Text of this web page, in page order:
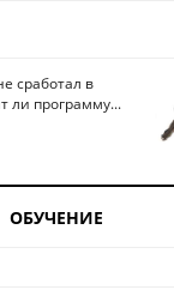
сработал в
ли программу...
ОБУЧЕНИЕ